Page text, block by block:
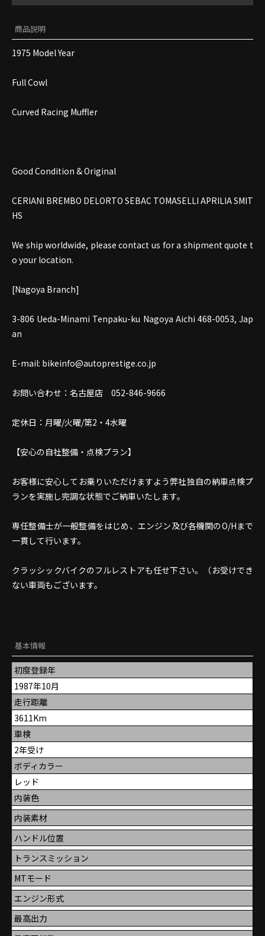
商品説明
1975 Model Year
Full Cowl
Curved Racing Muffler
Good Condition & Original
CERIANI BREMBO DELORTO SEBAC TOMASELLI APRILIA SMIT
HS
We ship worldwide, please contact us for a shipment quote t
o your location.
[Nagoya Branch]
3-806 Ueda-Minami Tenpaku-ku Nagoya Aichi 468-0053, Jap
an
E-mail: bikeinfo@autoprestige.co.jp
お問い合わせ：名古屋店 052-846-9666
定休日：月曜/火曜/第2・4水曜
【安心の自社整備・点検プラン】
お客様に安心してお乗りいただけますよう弊社独自の納車点検プ
ランを実施し完調な状態でご納車いたします。
専任整備士が一般整備をはじめ、エンジン及び各機関のO/Hまで
一貫して行います。
クラッシックバイクのフルレストアも任せ下さい。（お受けでき
ない車両もございます。
基本情報
初度登録年
1987年10月
走行距離
3611Km
車検
2年受け
ボディカラー
レッド
内装色
内装素材
ハンドル位置
トランスミッション
MTモード
エンジン形式
最高出力